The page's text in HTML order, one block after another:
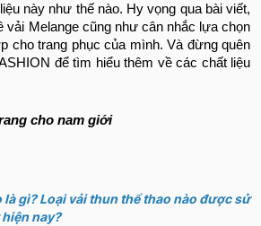
này như thế nào. Hy vọng qua bài viết,
vải Melange cũng như cân nhắc lựa chọn
cho trang phục của mình. Và đừng quên
để tìm hiểu thêm về các chất liệu
cho nam giới
là gì? Loại vải thun thể thao nào được sử
nay?